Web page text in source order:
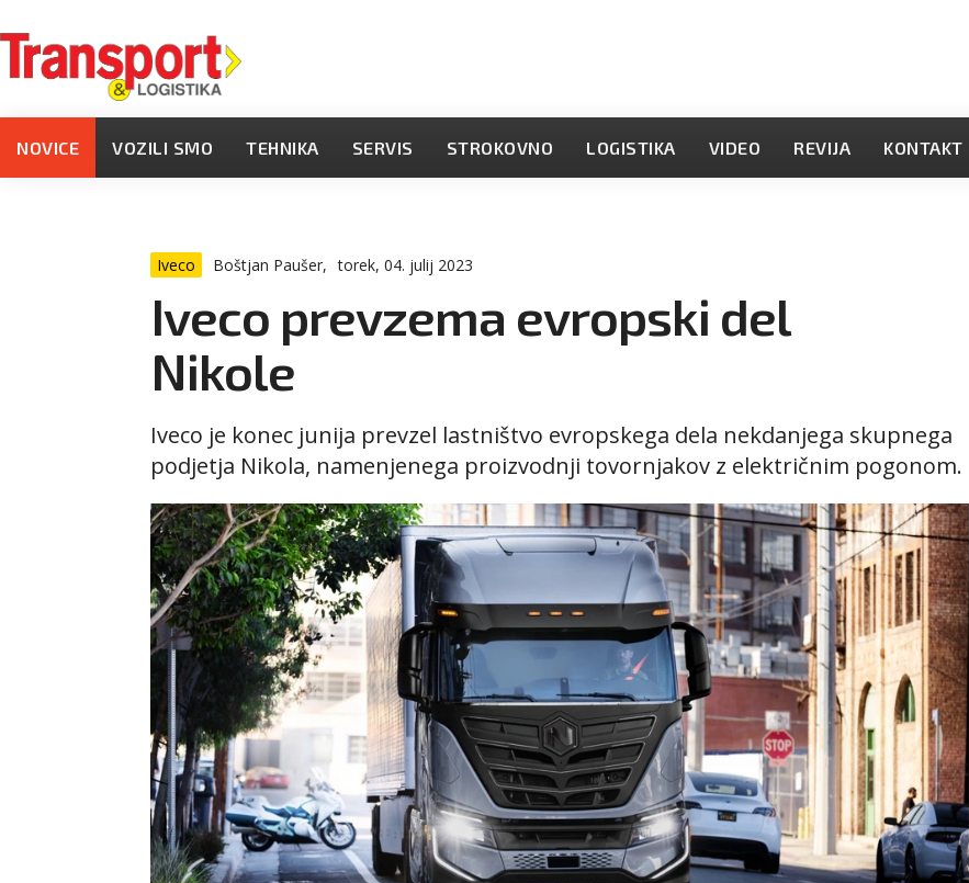
NOVICE VOZILI SMO TEHNIKA SERVIS STROKOVNO LOGISTIKA VIDEO REVIJA KONTAKT
Iveco Boštjan Paušer, torek, 04. julij 2023
Iveco prevzema evropski del
Nikole
Iveco je konec junija prevzel lastništvo evropskega dela nekdanjega skupnega
podjetja Nikola, namenjenega proizvodnji tovornjakov z električnim pogonom.